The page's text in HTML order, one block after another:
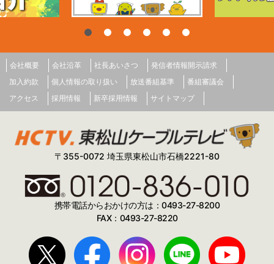
会社概要 会社沿革 社長あいさつ
発信者情報開示請求
加入約款
個人情報の取り扱い 放送番組基準
番組審議会
アクセス
採用情報 新卒採用情報 サイトマップ
〒355-0072 埼玉県東松山市石橋2221-80
携帯電話からおかけの方は：0493-27-8200
FAX：0493-27-8220